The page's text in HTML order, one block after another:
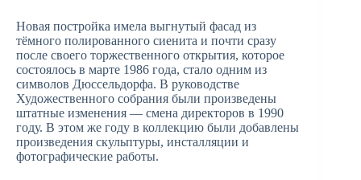
Новая постройка имела выгнутый фасад из
тёмного полированного сиенита и почти сразу
после своего торжественного открытия, которое
состоялось в марте 1986 года, стало одним из
символов Дюссельдорфа. В руководстве
Художественного собрания были произведены
штатные изменения — смена директоров в 1990
году. В этом же году в коллекцию были добавлены
произведения скульптуры, инсталляции и
фотографические работы.